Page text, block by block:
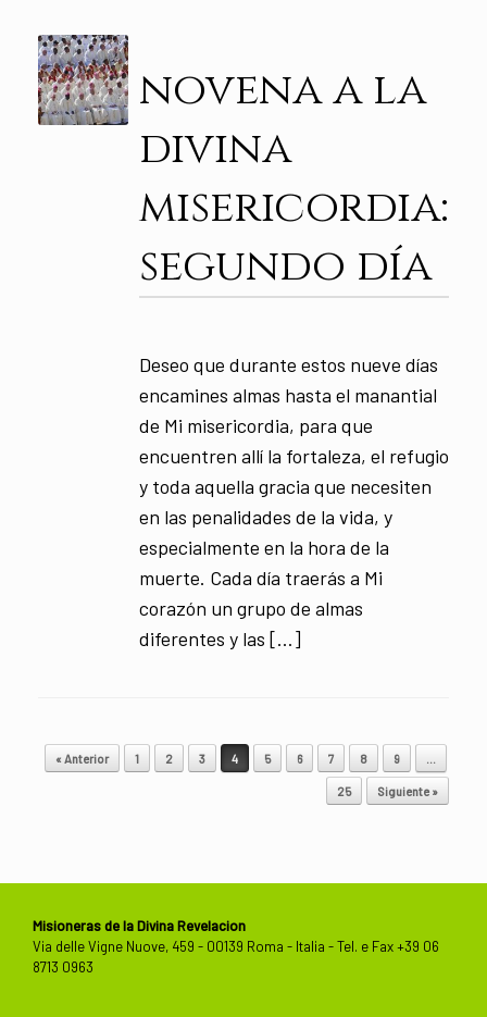
novena a la
divina
misericordia:
segundo día
Deseo que durante estos nueve días
encamines almas hasta el manantial
de Mi misericordia, para que
encuentren allí la fortaleza, el refugio
y toda aquella gracia que necesiten
en las penalidades de la vida, y
especialmente en la hora de la
muerte. Cada día traerás a Mi
corazón un grupo de almas
diferentes y las […]
Navegador de artículos
« Anterior 1 2 3 4 5 6 7 8 9 …
25 Siguiente »
Misioneras de la Divina Revelacion
Via delle Vigne Nuove, 459 - 00139 Roma - Italia - Tel. e Fax +39 06
8713 0963